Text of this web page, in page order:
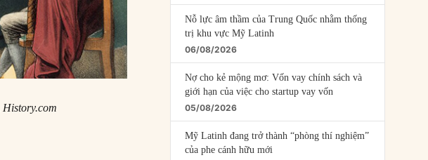
History.com
Nỗ lực âm thầm của Trung Quốc nhằm thống
trị khu vực Mỹ Latinh
06/08/2026
Nợ cho kẻ mộng mơ: Vốn vay chính sách và
giới hạn của việc cho startup vay vốn
05/08/2026
Mỹ Latinh đang trở thành “phòng thí nghiệm”
của phe cánh hữu mới